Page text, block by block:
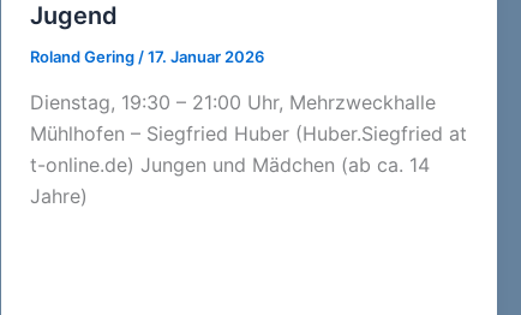
Jugend
Roland Gering/17. Januar 2026
Dienstag, 19:30 – 21:00 Uhr, Mehrzweckhalle
Mühlhofen – Siegfried Huber (Huber.Siegfried at
t-online.de) Jungen und Mädchen (ab ca. 14
Jahre)